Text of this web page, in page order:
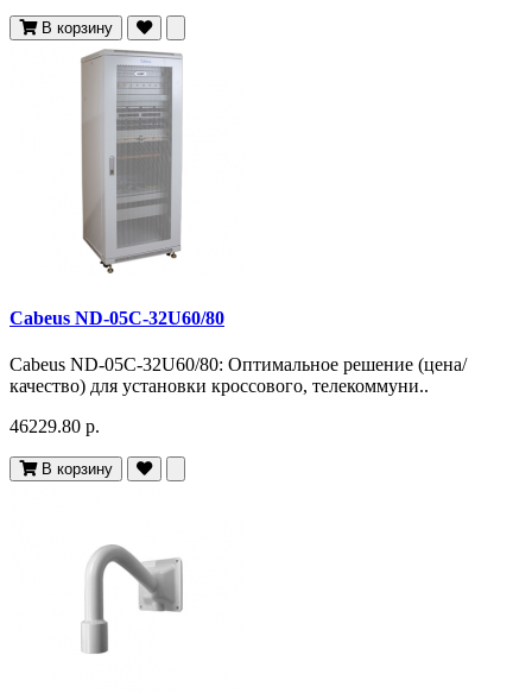
В корзину
Cabeus ND-05C-32U60/80
Cabeus ND-05C-32U60/80: Оптимальное решение (цена/
качество) для установки кроссового, телекоммуни..
46229.80 р.
В корзину